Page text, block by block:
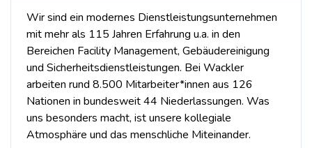
Wir sind ein modernes Dienstleistungsunternehmen
mit mehr als 115 Jahren Erfahrung u.a. in den
Bereichen Facility Management, Gebäudereinigung
und Sicherheitsdienstleistungen. Bei Wackler
arbeiten rund 8.500 Mitarbeiter*innen aus 126
Nationen in bundesweit 44 Niederlassungen. Was
uns besonders macht, ist unsere kollegiale
Atmosphäre und das menschliche Miteinander.